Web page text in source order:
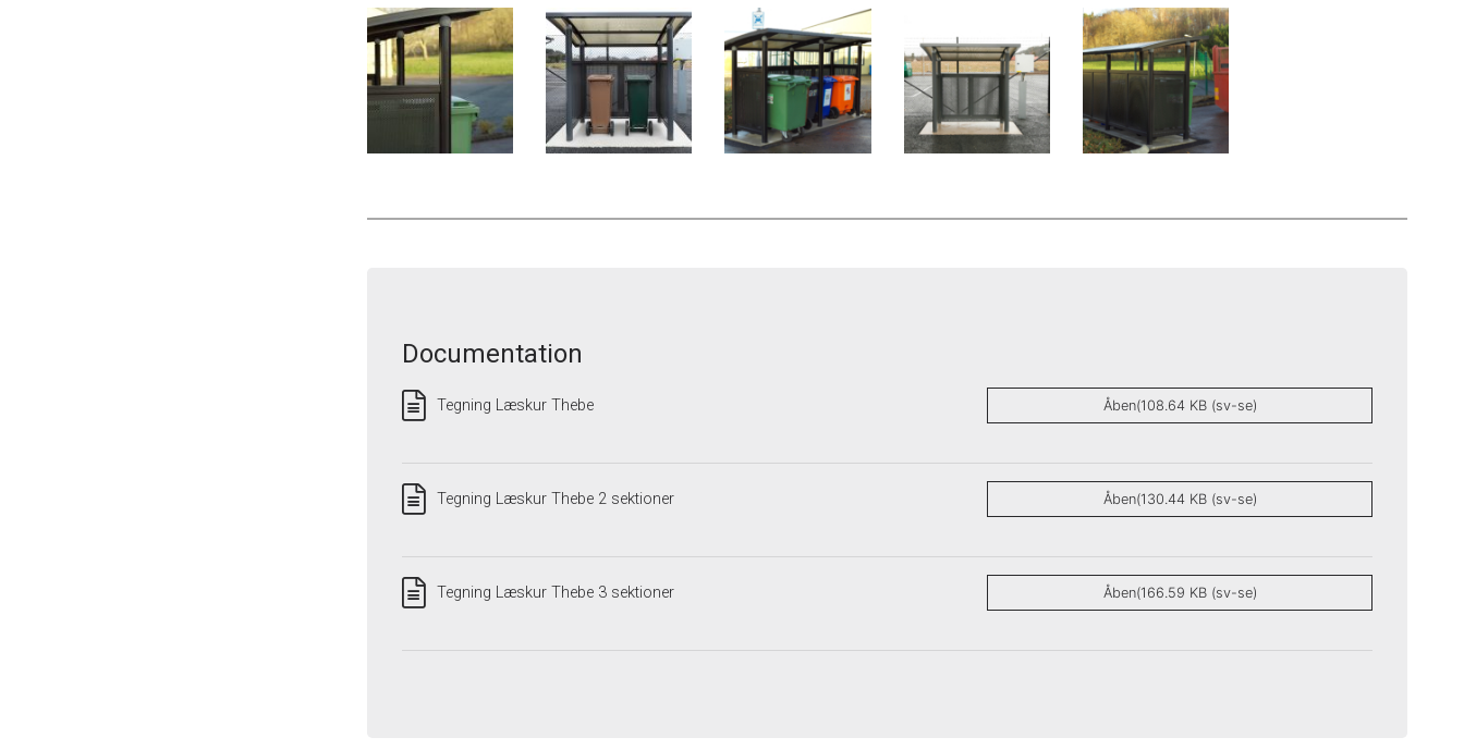
Documentation
Tegning Læskur Thebe Åben(108.64 KB (sv-se)
Tegning Læskur Thebe 2 sektioner Åben(130.44 KB (sv-se)
Tegning Læskur Thebe 3 sektioner Åben(166.59 KB (sv-se)